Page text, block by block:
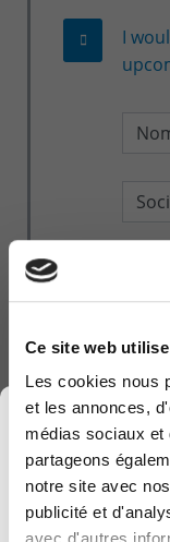
Ce site web
Les cookies nous
et les annonces,
médias sociaux et
partageons
notre site avec
publicité et
I